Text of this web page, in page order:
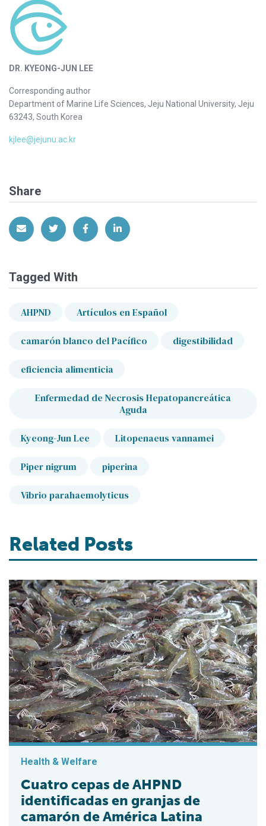
DR. KYEONG-JUN LEE
Corresponding author
Department of Marine Life Sciences, Jeju National University, Jeju
63243, South Korea
kjlee@jejunu.ac.kr
Share
Share via EmailShare on Twitter
Share on Facebook
Share on LinkedIn
Tagged With
AHPND Artículos en Español
camarón blanco del Pacífico digestibilidad
eficiencia alimenticia
Enfermedad de Necrosis Hepatopancreática
Aguda
Kyeong-Jun Lee Litopenaeus vannamei
Piper nigrum piperina
Vibrio parahaemolyticus
Related Posts
Health & Welfare
Cuatro cepas de AHPND
identificadas en granjas de
camarón de América Latina